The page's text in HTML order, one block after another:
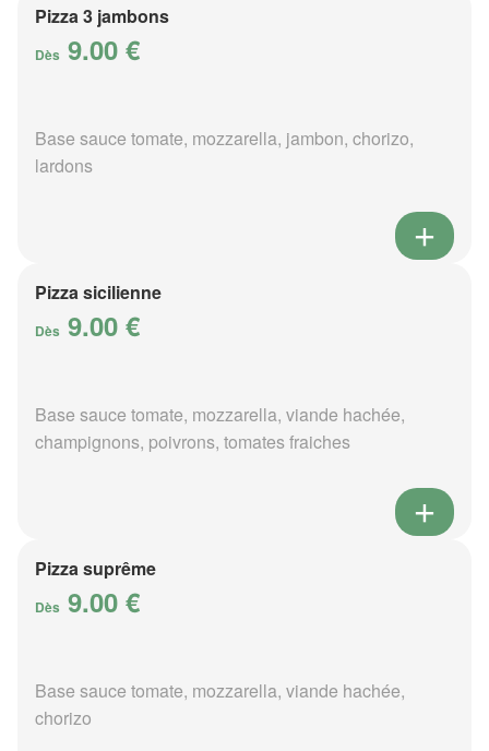
Pizza 3 jambons
Dès 9.00 €
Base sauce tomate, mozzarella, jambon, chorizo,
lardons
Pizza sicilienne
Dès 9.00 €
Base sauce tomate, mozzarella, viande hachée,
champignons, poivrons, tomates fraiches
Pizza suprême
Dès 9.00 €
Base sauce tomate, mozzarella, viande hachée,
chorizo